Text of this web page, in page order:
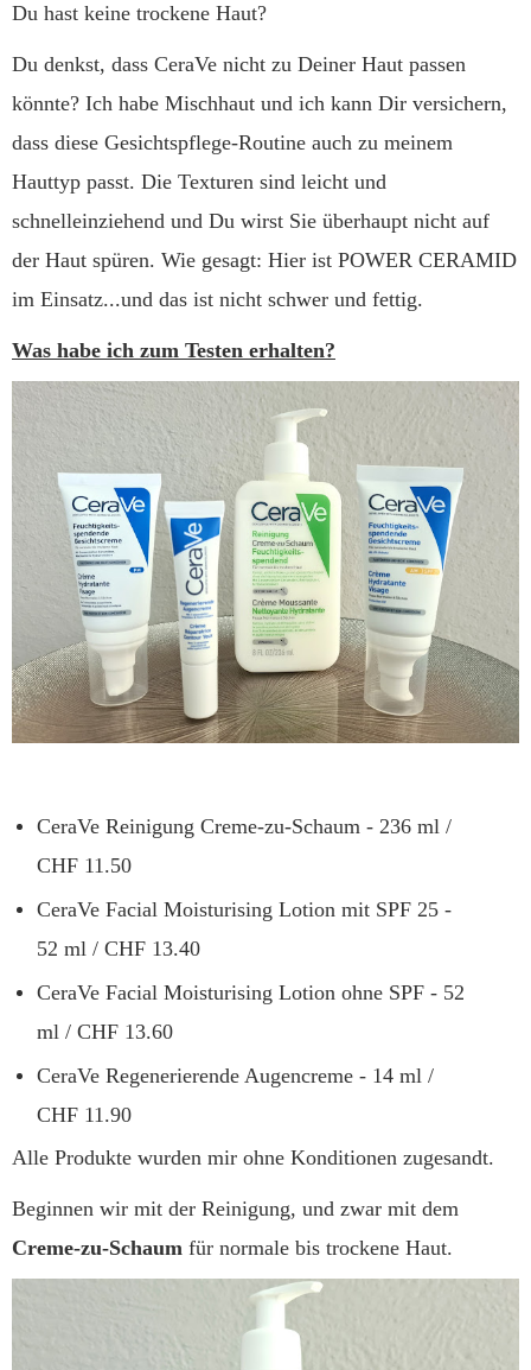
Du hast keine trockene Haut?
Du denkst, dass CeraVe nicht zu Deiner Haut passen
könnte? Ich habe Mischhaut und ich kann Dir versichern,
dass diese Gesichtspflege-Routine auch zu meinem
Hauttyp passt. Die Texturen sind leicht und
schnelleinziehend und Du wirst Sie überhaupt nicht auf
der Haut spüren. Wie gesagt: Hier ist POWER CERAMID
im Einsatz...und das ist nicht schwer und fettig.
Was habe ich zum Testen erhalten?
CeraVe Reinigung Creme-zu-Schaum - 236 ml /
CHF 11.50
CeraVe Facial Moisturising Lotion mit SPF 25 -
52 ml / CHF 13.40
CeraVe Facial Moisturising Lotion ohne SPF - 52
ml / CHF 13.60
CeraVe Regenerierende Augencreme - 14 ml /
CHF 11.90
Alle Produkte wurden mir ohne Konditionen zugesandt.
Beginnen wir mit der Reinigung, und zwar mit dem
Creme-zu-Schaum für normale bis trockene Haut.